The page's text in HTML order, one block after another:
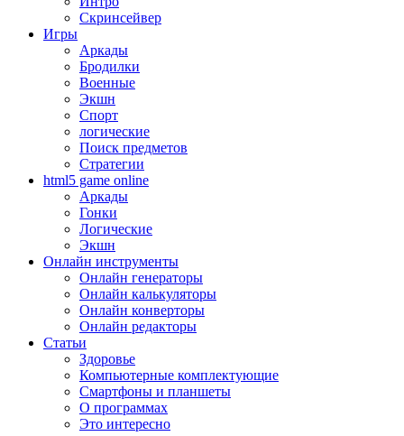
Скринсейвер
Игры
Аркады
Бродилки
Военные
Экшн
Спорт
логические
Поиск предметов
Стратегии
html5 game online
Аркады
Гонки
Логические
Экшн
Онлайн инструменты
Онлайн генераторы
Онлайн калькуляторы
Онлайн конверторы
Онлайн редакторы
Статьи
Здоровье
Компьютерные комплектующие
Смартфоны и планшеты
О программах
Это интересно